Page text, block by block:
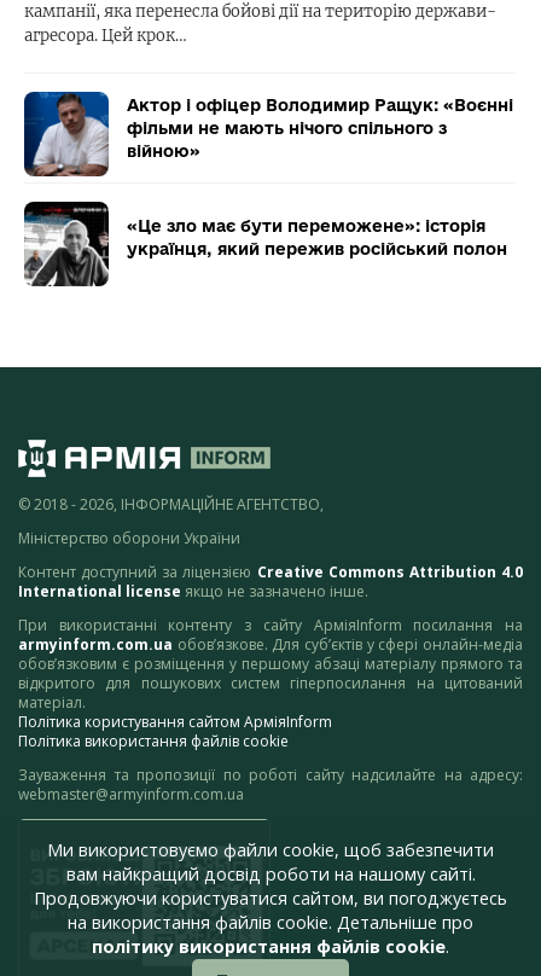
кампанії, яка перенесла бойові дії на територію держави-
агресора. Цей крок…
Актор і офіцер Володимир Ращук: «Воєнні
фільми не мають нічого спільного з
війною»
«Це зло має бути переможене»: історія
українця, який пережив російський полон
© 2018 - 2026, ІНФОРМАЦІЙНЕ АГЕНТСТВО,
Міністерство оборони України
Контент доступний за ліцензією Creative Commons Attribution 4.0
International license якщо не зазначено інше.
При використанні контенту з сайту АрміяInform посилання на
armyinform.com.ua обов’язкове. Для суб’єктів у сфері онлайн-медіа
обов’язковим є розміщення у першому абзаці матеріалу прямого та
відкритого для пошукових систем гіперпосилання на цитований
матеріал.
Політика користування сайтом АрміяInform
Політика використання файлів cookie
Зауваження та пропозиції по роботі сайту надсилайте на адресу:
webmaster@armyinform.com.ua
Ми використовуємо файли cookie, щоб забезпечити
вам найкращий досвід роботи на нашому сайті.
Продовжуючи користуватися сайтом, ви погоджуєтесь
на використання файлів cookie. Детальніше про
політику використання файлів cookie.